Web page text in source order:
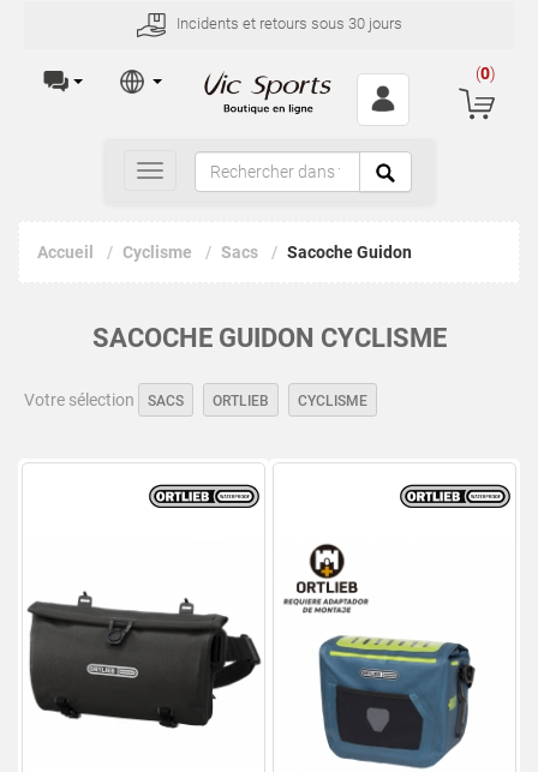
Incidents et retours sous 30 jours
(0)
Toggle
navigation
Accueil Cyclisme Sacs Sacoche Guidon
SACOCHE GUIDON CYCLISME
Votre sélection SACS ORTLIEB CYCLISME